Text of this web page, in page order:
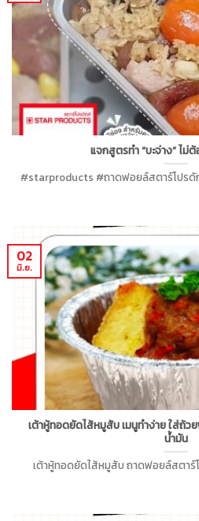
แจกสูตรทำ “บะจ่าง” ไม่
#starproducts #ถาดฟอยล์สตาร์โปรดั
เต้าหู้ทอดยัดไส้หมูสับ เมนูทำง่าย ใส่ถ้
น้ำมัน
เต้าหู้ทอดยัดไส้หมูสับ ถาดฟอยล์สตาร์
02
มิ.ย.